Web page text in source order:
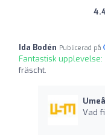
Ida Bodén Publicerad på
Fantastisk upplevelse:
fräscht.
Vad